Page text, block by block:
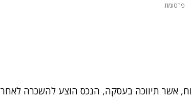
פרסומת
אשר תיווכה בעסקה, הנכס הוצע להשכרה לאחר